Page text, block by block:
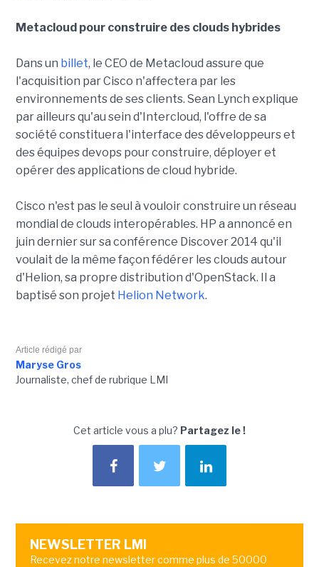
Metacloud pour construire des clouds hybrides
Dans un billet, le CEO de Metacloud assure que
l'acquisition par Cisco n'affectera par les
environnements de ses clients. Sean Lynch explique
par ailleurs qu'au sein d'Intercloud, l'offre de sa
société constituera l'interface des développeurs et
des équipes devops pour construire, déployer et
opérer des applications de cloud hybride.
Cisco n'est pas le seul à vouloir construire un réseau
mondial de clouds interopérables. HP a annoncé en
juin dernier sur sa conférence Discover 2014 qu'il
voulait de la même façon fédérer les clouds autour
d'Helion, sa propre distribution d'OpenStack. Il a
baptisé son projet Helion Network.
Article rédigé par
Maryse Gros
Journaliste, chef de rubrique LMI
Cet article vous a plu? Partagez le !
NEWSLETTER LMI
Recevez notre newsletter comme plus de 50000